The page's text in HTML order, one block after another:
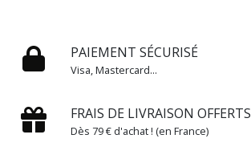
PAIEMENT SÉCURISÉ
Visa, Mastercard...
FRAIS DE LIVRAISON OFFERTS
Dès 79 € d'achat ! (en France)